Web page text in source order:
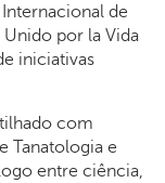
de
por la Vida
iniciativas
com
Tanatologia e
entre ciência,